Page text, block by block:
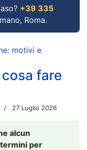
+39 335
Roma.
motivi e
fare
27 Luglio 2026
alcun
per